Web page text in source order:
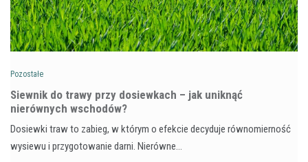
Pozostałe
Siewnik do trawy przy dosiewkach – jak uniknąć
nierównych wschodów?
Dosiewki traw to zabieg, w którym o efekcie decyduje równomierność
wysiewu i przygotowanie darni. Nierówne…